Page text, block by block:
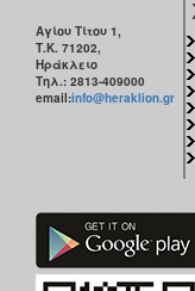
Αγίου Τίτου 1,
Τ.Κ. 71202,
Ηράκλειο
Τηλ.: 2813-409000
email:info@heraklion.gr